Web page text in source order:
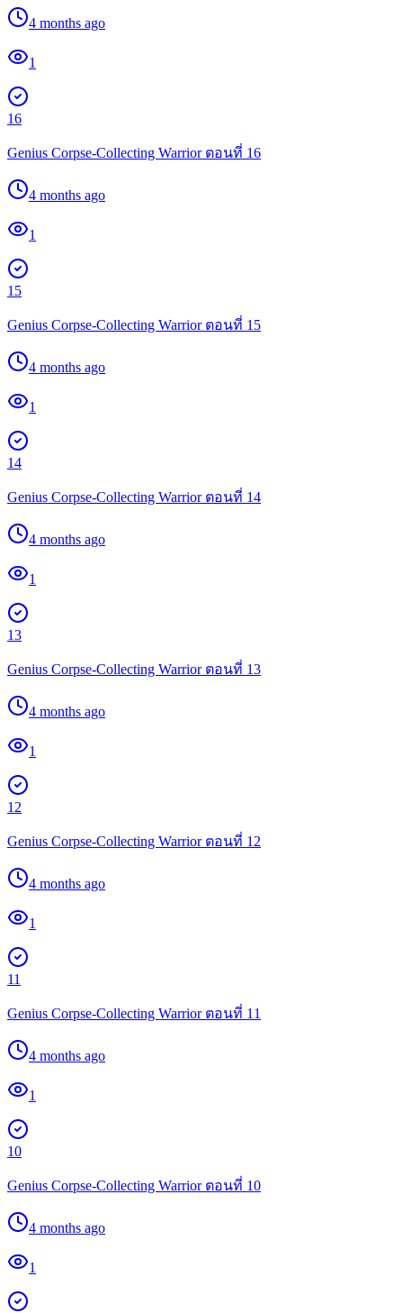
4 months ago
1
16
Genius Corpse-Collecting Warrior ตอนที่ 16
4 months ago
1
15
Genius Corpse-Collecting Warrior ตอนที่ 15
4 months ago
1
14
Genius Corpse-Collecting Warrior ตอนที่ 14
4 months ago
1
13
Genius Corpse-Collecting Warrior ตอนที่ 13
4 months ago
1
12
Genius Corpse-Collecting Warrior ตอนที่ 12
4 months ago
1
11
Genius Corpse-Collecting Warrior ตอนที่ 11
4 months ago
1
10
Genius Corpse-Collecting Warrior ตอนที่ 10
4 months ago
1